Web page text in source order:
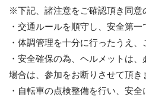
※下記、諸注意をご確認頂き同意
・交通ルールを順守し、安全第一
・体調管理を十分に行ったうえ、
・安全確保の為、ヘルメットは
場合は、参加をお断りさせて頂き
・自転車の点検整備を行い、安